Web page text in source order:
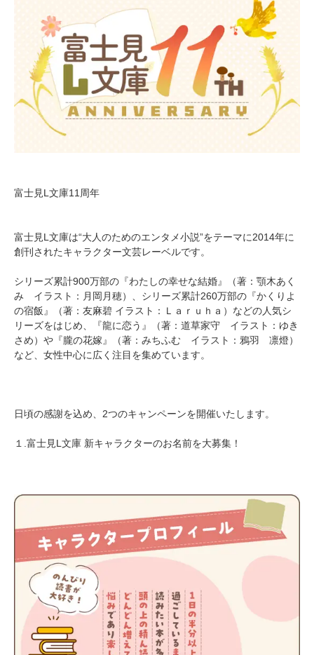
富士見L文庫11周年
富士見L文庫は“大人のためのエンタメ小説”をテーマに2014年に
創刊されたキャラクター文芸レーベルです。
シリーズ累計900万部の『わたしの幸せな結婚』（著：顎木あく
み イラスト：月岡月穂）、シリーズ累計260万部の『かくりよ
の宿飯』（著：友麻碧 イラスト：Ｌａｒｕｈａ）などの人気シ
リーズをはじめ、『龍に恋う』（著：道草家守 イラスト：ゆき
さめ）や『朧の花嫁』（著：みちふむ イラスト：鴉羽 凛燈）
など、女性中心に広く注目を集めています。
日頃の感謝を込め、2つのキャンペーンを開催いたします。
１.富士見L文庫 新キャラクターのお名前を大募集！